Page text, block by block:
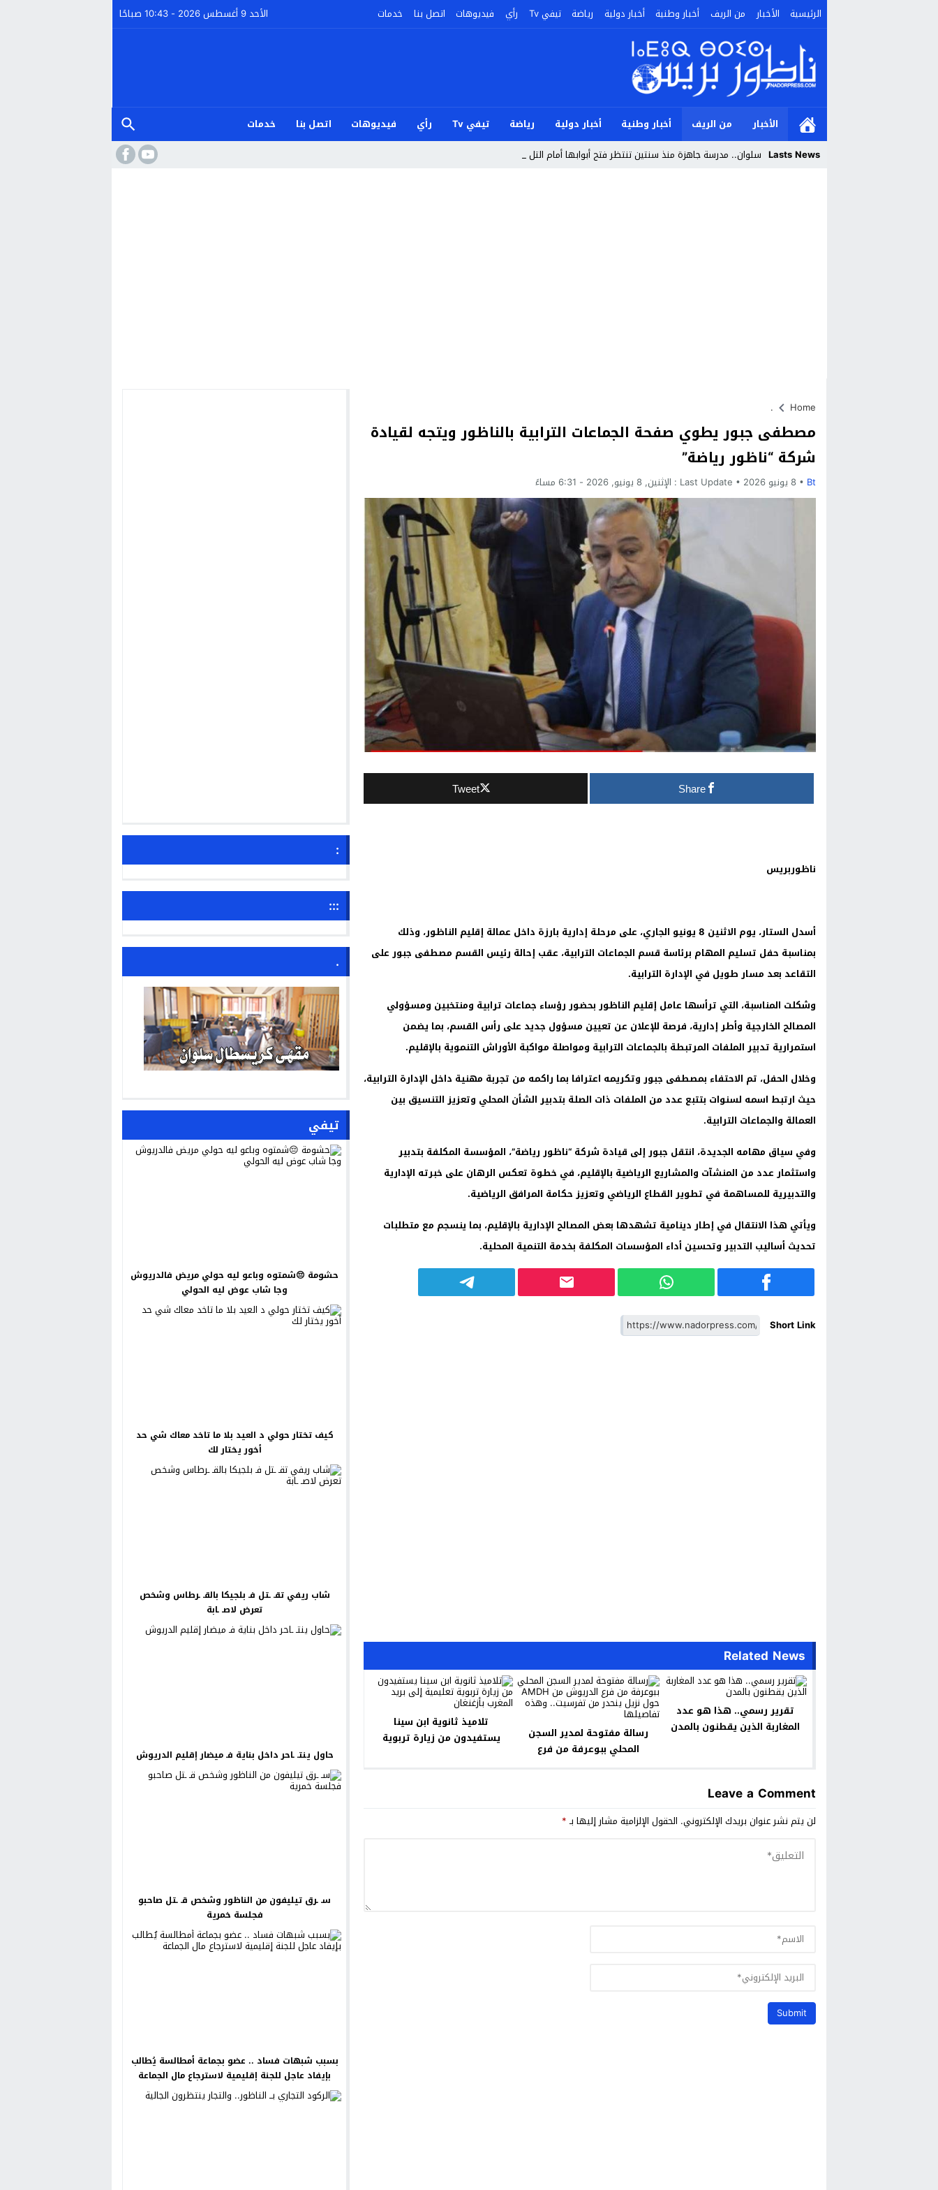
الرئيسية الأخبار من الريف أخبار وطنية أخبار دولية رياضة تيفي Tv رأي فيديوهات اتصل بنا خدمات الأحد 9 أغسطس 2026 - 10:43 صباحًا
الأخبار من الريف أخبار وطنية أخبار دولية رياضة تيفي Tv رأي فيديوهات اتصل بنا
خدمات
Lasts News سلوان.. مدرسة جاهزة منذ سنتين تنتظر فتح أبوابها أمام التلاميذ
Home
.
مصطفى جبور يطوي صفحة الجماعات الترابية بالناظور ويتجه لقيادة
شركة “ناظور رياضة”
Bt 8 يونيو 2026 Last Update : الإثنين, 8 يونيو, 2026 - 6:31 مساءً
Share
Tweet
ناظوربريس
أسدل الستار، يوم الاثنين 8 يونيو الجاري، على مرحلة إدارية بارزة داخل عمالة إقليم الناظور، وذلك
بمناسبة حفل تسليم المهام برئاسة قسم الجماعات الترابية، عقب إحالة رئيس القسم مصطفى جبور على
التقاعد بعد مسار طويل في الإدارة الترابية.
وشكلت المناسبة، التي ترأسها عامل إقليم الناظور بحضور رؤساء جماعات ترابية ومنتخبين ومسؤولي
المصالح الخارجية وأطر إدارية، فرصة للإعلان عن تعيين مسؤول جديد على رأس القسم، بما يضمن
استمرارية تدبير الملفات المرتبطة بالجماعات الترابية ومواصلة مواكبة الأوراش التنموية بالإقليم.
وخلال الحفل، تم الاحتفاء بمصطفى جبور وتكريمه اعترافا بما راكمه من تجربة مهنية داخل الإدارة الترابية،
حيث ارتبط اسمه لسنوات بتتبع عدد من الملفات ذات الصلة بتدبير الشأن المحلي وتعزيز التنسيق بين
العمالة والجماعات الترابية.
وفي سياق مهامه الجديدة، انتقل جبور إلى قيادة شركة “ناظور رياضة”، المؤسسة المكلفة بتدبير
واستثمار عدد من المنشآت والمشاريع الرياضية بالإقليم، في خطوة تعكس الرهان على خبرته الإدارية
والتدبيرية للمساهمة في تطوير القطاع الرياضي وتعزيز حكامة المرافق الرياضية.
ويأتي هذا الانتقال في إطار دينامية تشهدها بعض المصالح الإدارية بالإقليم، بما ينسجم مع متطلبات
تحديث أساليب التدبير وتحسين أداء المؤسسات المكلفة بخدمة التنمية المحلية.
Short Link
Related News
تقرير رسمي.. هذا هو عدد
المغاربة الذين يقطنون بالمدن
رسالة مفتوحة لمدير السجن
المحلي ببوعرفة من فرع
تلاميذ ثانوية ابن سينا
يستفيدون من زيارة تربوية
Leave a Comment
لن يتم نشر عنوان بريدك الإلكتروني. الحقول الإلزامية مشار إليها بـ*
:
:::
.
تيفي
حشومة 😔شمتوه وباعو ليه حولي مريض فالدريوش
وجا شاب عوض ليه الحولي
كيف تختار حولي د العيد بلا ما تاخد معاك شي حد
أخور يختار لك
شاب ريفي تقـ ـتل فـ بلجيكا بالقـ ـرطاس وشخص
تعرض لاصـ ـابة
حاول ينتـ ـاحر داخل بناية فـ ميضار إقليم الدريوش
سـ ـرق تيليفون من الناظور وشخص قـ ـتل صاحبو
فجلسة خمرية
بسبب شبهات فساد .. عضو بجماعة أمطالسة يُطالب
بإيفاد عاجل للجنة إقليمية لاسترجاع مال الجماعة